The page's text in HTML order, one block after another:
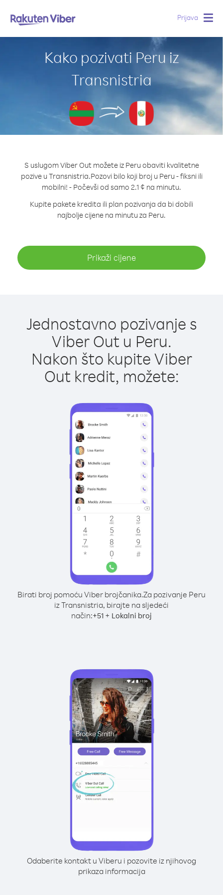
Prijava
Kako pozivati Peru iz
Transnistria
S uslugom Viber Out možete iz Peru obaviti kvalitetne
pozive u Transnistria.Pozovi bilo koji broj u Peru - fiksni ili
mobilni! - Počevši od samo 2.1 ¢ na minutu.
Kupite pakete kredita ili plan pozivanja da bi dobili
najbolje cijene na minutu za Peru.
Prikaži cijene
Jednostavno pozivanje s
Viber Out u Peru.
Nakon što kupite Viber
Out kredit, možete:
Birati broj pomoću Viber brojčanika.Za pozivanje Peru
iz Transnistria, birajte na sljedeći
način:+51 + Lokalni broj
Odaberite kontakt u Viberu i pozovite iz njihovog
prikaza informacija